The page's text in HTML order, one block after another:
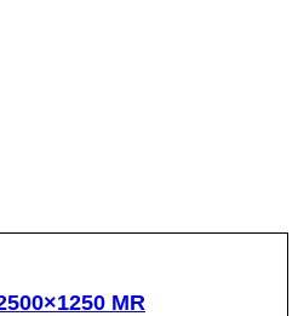
MR